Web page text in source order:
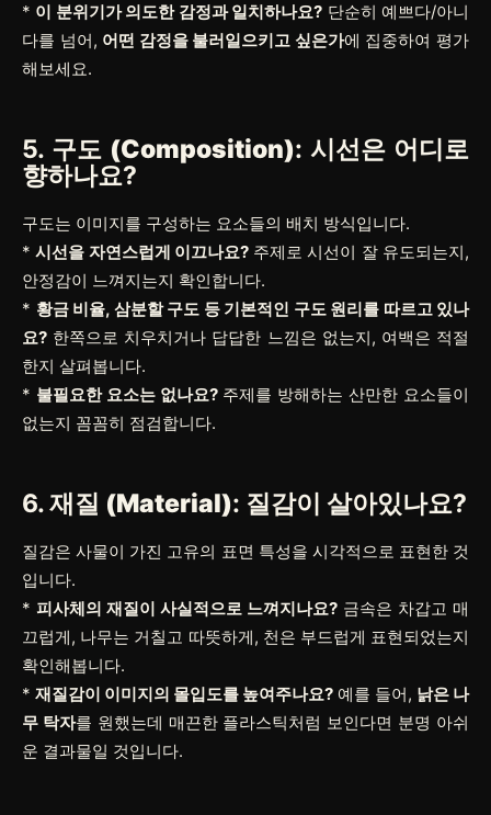
* 이 분위기가 의도한 감정과 일치하나요? 단순히 예쁘다/아니
다를 넘어, 어떤 감정을 불러일으키고 싶은가에 집중하여 평가
해보세요.
5. 구도 (Composition): 시선은 어디로
향하나요?
구도는 이미지를 구성하는 요소들의 배치 방식입니다.
*시선을 자연스럽게 이끄나요?주제로 시선이 잘 유도되는지,
안정감이 느껴지는지 확인합니다.
* 황금 비율, 삼분할 구도 등 기본적인 구도 원리를 따르고 있나
요? 한쪽으로 치우치거나 답답한 느낌은 없는지, 여백은 적절
한지 살펴봅니다.
* 불필요한 요소는 없나요?주제를 방해하는 산만한 요소들이
없는지 꼼꼼히 점검합니다.
6.재질 (Material): 질감이 살아있나요?
질감은 사물이 가진 고유의 표면 특성을 시각적으로 표현한 것
입니다.
* 피사체의 재질이 사실적으로 느껴지나요? 금속은 차갑고 매
끄럽게, 나무는 거칠고 따뜻하게, 천은 부드럽게 표현되었는지
확인해봅니다.
* 재질감이 이미지의 몰입도를 높여주나요? 예를 들어, 낡은 나
무 탁자를 원했는데 매끈한 플라스틱처럼 보인다면 분명 아쉬
운 결과물일 것입니다.